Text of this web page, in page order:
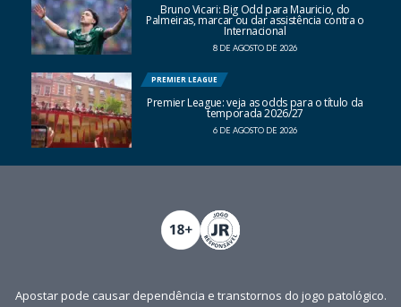
Bruno Vicari: Big Odd para Mauricio, do
Palmeiras, marcar ou dar assistência contra o
Internacional
8 DE AGOSTO DE 2026
PREMIER LEAGUE
Premier League: veja as odds para o título da
temporada 2026/27
6 DE AGOSTO DE 2026
Apostar pode causar dependência e transtornos do jogo patológico.